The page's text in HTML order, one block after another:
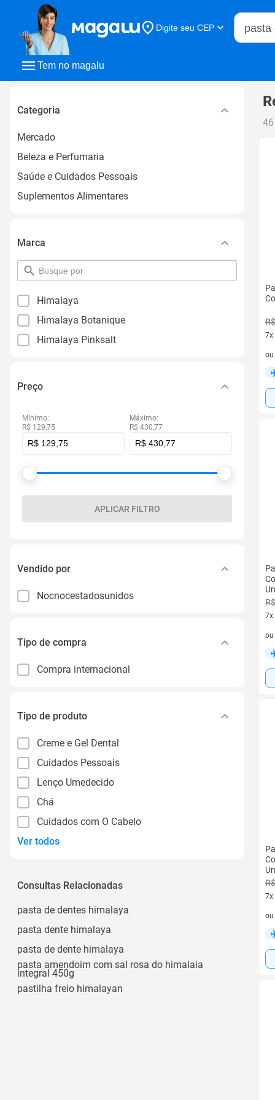
Tem no magalu
Digite seu CEP
Buscar
Categoria
Mercado
Beleza e Perfumaria
Saúde e Cuidados Pessoais
Suplementos Alimentares
Marca
pesquisar
por
Himalaya
Himalaya Botanique
Himalaya Pinksalt
Preço
Mínimo:
R$ 129,75
Máximo:
R$ 430,77
APLICAR FILTRO
Vendido por
Nocnocestadosunidos
Tipo de compra
Compra internacional
Tipo de produto
Creme e Gel Dental
Cuidados Pessoais
Lenço Umedecido
Chá
Cuidados com O Cabelo
Ver todos
Consultas Relacionadas
pasta de dentes himalaya
pasta dente himalaya
pasta de dente himalaya
pasta amendoim com sal rosa do himalaia
integral 450g
pastilha freio himalayan
7x
7
ou
7x
7
ou
7x
7
ou